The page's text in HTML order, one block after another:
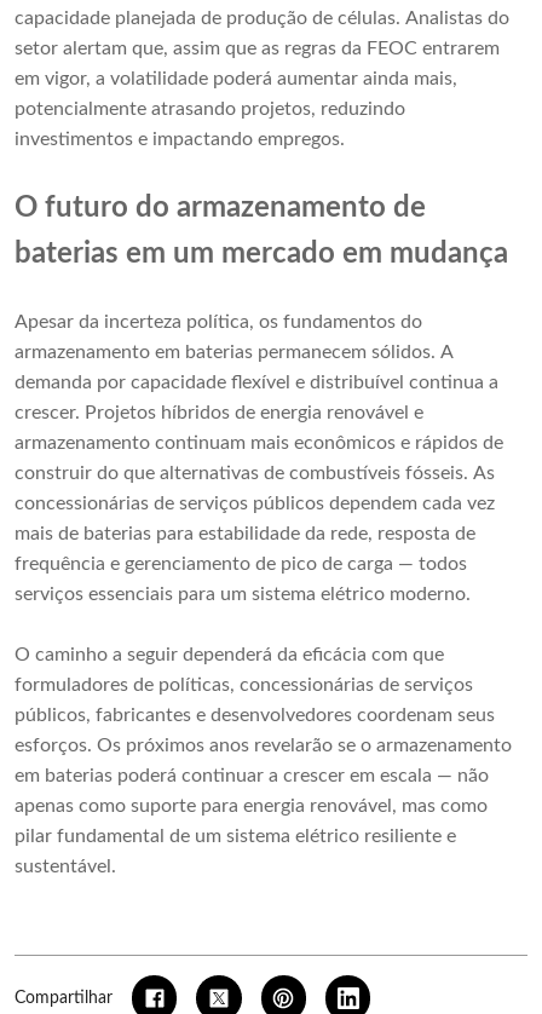
capacidade planejada de produção de células. Analistas do
setor alertam que, assim que as regras da FEOC entrarem
em vigor, a volatilidade poderá aumentar ainda mais,
potencialmente atrasando projetos, reduzindo
investimentos e impactando empregos.
O futuro do armazenamento de
baterias em um mercado em mudança
Apesar da incerteza política, os fundamentos do
armazenamento em baterias permanecem sólidos. A
demanda por capacidade flexível e distribuível continua a
crescer. Projetos híbridos de energia renovável e
armazenamento continuam mais econômicos e rápidos de
construir do que alternativas de combustíveis fósseis. As
concessionárias de serviços públicos dependem cada vez
mais de baterias para estabilidade da rede, resposta de
frequência e gerenciamento de pico de carga — todos
serviços essenciais para um sistema elétrico moderno.
O caminho a seguir dependerá da eficácia com que
formuladores de políticas, concessionárias de serviços
públicos, fabricantes e desenvolvedores coordenam seus
esforços. Os próximos anos revelarão se o armazenamento
em baterias poderá continuar a crescer em escala — não
apenas como suporte para energia renovável, mas como
pilar fundamental de um sistema elétrico resiliente e
sustentável.
Compartilhar